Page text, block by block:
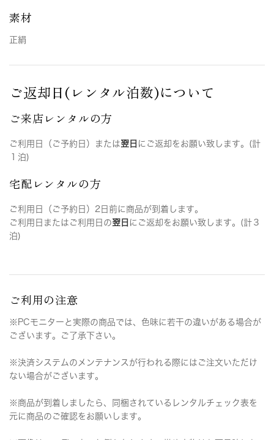
素材
正絹
ご返却日(レンタル泊数)について
ご来店レンタルの方
ご利用日（ご予約日）または翌日 にご返却をお願い致します。(計
１泊)
宅配レンタルの方
ご利用日（ご予約日）2日前に商品が到着します。
ご利用日またはご利用日の翌日 にご返却をお願い致します。(計３
泊)
ご利用の注意
※PCモニターと実際の商品では、色味に若干の違いがある場合が
ございます。ご了承下さい。
※決済システムのメンテナンスが行われる際にはご注文いただけ
ない場合がございます。
※商品が到着しましたら、同梱されているレンタルチェック表を
元に商品のご確認をお願いします。